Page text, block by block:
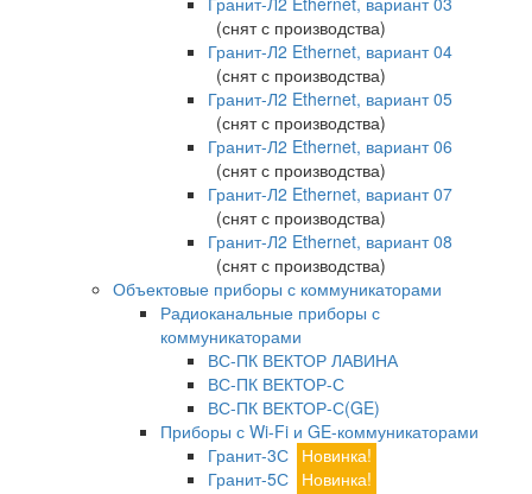
(снят с производства)
Гранит-Л2 Ethernet, вариант 04
(снят с производства)
Гранит-Л2 Ethernet, вариант 05
(снят с производства)
Гранит-Л2 Ethernet, вариант 06
(снят с производства)
Гранит-Л2 Ethernet, вариант 07
(снят с производства)
Гранит-Л2 Ethernet, вариант 08
(снят с производства)
Объектовые приборы с коммуникаторами
Радиоканальные приборы с
коммуникаторами
ВС-ПК ВЕКТОР ЛАВИНА
ВС-ПК ВЕКТОР-С
ВС-ПК ВЕКТОР-С(GE)
Приборы с Wi-Fi и GE-коммуникаторами
Гранит-3С Новинка!
Гранит-5С Новинка!